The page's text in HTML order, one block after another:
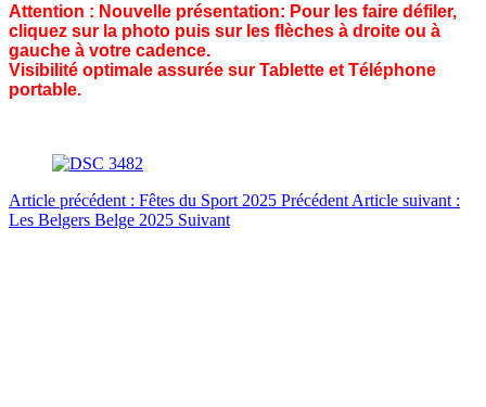
Attention : Nouvelle présentation: Pour les faire défiler,
cliquez sur la photo puis sur les flèches à droite ou à
gauche à votre cadence.
Visibilité optimale assurée sur Tablette et Téléphone
portable.
Article précédent : Fêtes du Sport 2025 Précédent Article suivant :
Les Belgers Belge 2025 Suivant